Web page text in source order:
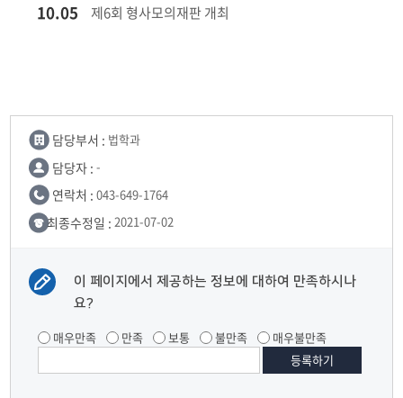
10.05​ 제6회 형사모의재판 개최​
담당부서 : 법학과
담당자 : -
연락처 : 043-649-1764
최종수정일 : 2021-07-02
이 페이지에서 제공하는 정보에 대하여 만족하시나
요?
매우만족 만족 보통 불만족 매우불만족